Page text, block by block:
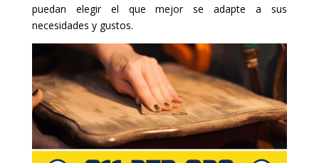
puedan elegir el que mejor se adapte a sus
necesidades y gustos.